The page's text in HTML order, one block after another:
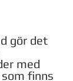
gör det
med
finns